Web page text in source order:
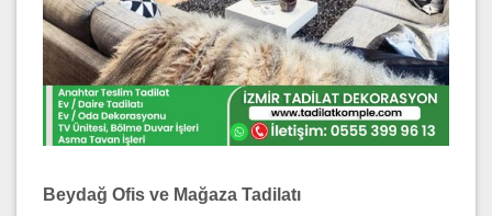
Beydağ Ofis ve Mağaza Tadilatı